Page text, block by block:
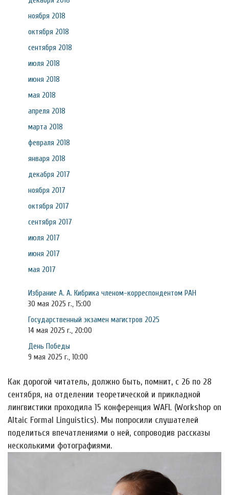
ноября 2018
октября 2018
сентября 2018
июля 2018
июня 2018
мая 2018
апреля 2018
марта 2018
февраля 2018
января 2018
декабря 2017
ноября 2017
октября 2017
сентября 2017
июля 2017
июня 2017
мая 2017
Избрание А. А. Кибрика членом-корреспондентом РАН
30 мая 2025 г., 15:00
Государственный экзамен магистров 2025
14 мая 2025 г., 20:00
День Победы
9 мая 2025 г., 10:00
Как дорогой читатель, должно быть, помнит, с 26 по 28
сентября, на отделении теоретической и прикладной
лингвистики проходила 15 конференция WAFL (Workshop on
Altaic Formal Linguistics). Мы попросили слушателей
поделиться впечатлениями о ней, сопроводив рассказы
несколькими фотографиями.